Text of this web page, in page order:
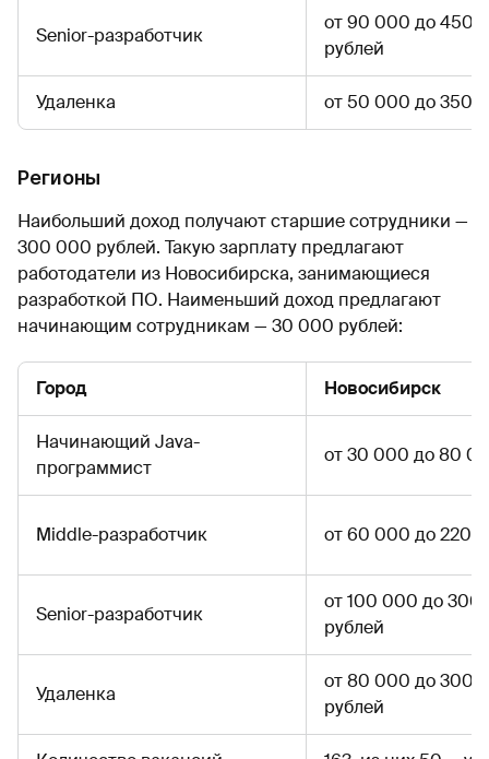
Senior-разработчик
от 90 000 до 450
рублей
Удаленка от 50 000 до 350
Регионы
Наибольший доход получают старшие сотрудники —
300 000 рублей. Такую зарплату предлагают
работодатели из Новосибирска, занимающиеся
разработкой ПО. Наименьший доход предлагают
начинающим сотрудникам — 30 000 рублей:
Город Новосибирск
Начинающий Java-
программист
от 30 000 до 80
Middle-разработчик от 60 000 до 220
Senior-разработчик
от 100 000 до 300
рублей
Удаленка
от 80 000 до 300
рублей